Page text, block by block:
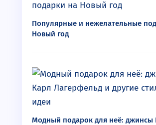
Популярные и нежелательные
Новый год
Модный подарок для неё: джинсы